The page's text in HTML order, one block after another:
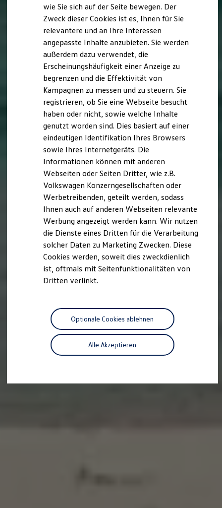
Digitales Bordbuch
Fahrerassistenz- und Sicherheitssysteme
Kontrollleuchten
Batterieverordnung
XTL-Dieselkraftstoff
Ersatzteile und Betriebsflüssigkeiten
Original Zubehör und Lifestyle Produkte
myVolkswagen
myVolkswagen Business
Elektrisch & Autonom
Elektro - & Hybridfahrzeuge
Unser Ansatz
Klimafreundlicher Strom
Reichweite & Ladelösungen
Reichweitensimulator
Ladezeitensimulator
Ladelösungen für Privatkunden
Ladelösungen für Gewerbekunden
Bidirektionales Laden
Förderung & Kosten der Elektrofahrzeuge
Fördermöglichkeiten für Privatkunden
Kostensimulator
Autonomes Fahren
Mehr zum ID. Buzz
California Welt
California Club
California Magazin & Ratgeber
California Reisen & Erlebnisse
California App
California Lifestyle & Zubehör
Übernachten im California
Unternehmen
Karriere im Autohaus
wie Sie sich auf der Seite bewegen. Der
Zweck dieser Cookies ist es, Ihnen für Sie
relevantere und an Ihre Interessen
angepasste Inhalte anzubieten. Sie werden
außerdem dazu verwendet, die
Erscheinungshäufigkeit einer Anzeige zu
begrenzen und die Effektivität von
Kampagnen zu messen und zu steuern. Sie
registrieren, ob Sie eine Webseite besucht
haben oder nicht, sowie welche Inhalte
genutzt worden sind. Dies basiert auf einer
eindeutigen Identifikation Ihres Browsers
sowie Ihres Internetgeräts. Die
Informationen können mit anderen
Webseiten oder Seiten Dritter, wie z.B.
Volkswagen Konzerngesellschaften oder
Werbetreibenden, geteilt werden, sodass
Ihnen auch auf anderen Webseiten relevante
Werbung angezeigt werden kann. Wir nutzen
die Dienste eines Dritten für die Verarbeitung
solcher Daten zu Marketing Zwecken. Diese
Cookies werden, soweit dies zweckdienlich
ist, oftmals mit Seitenfunktionalitäten von
Dritten verlinkt.
Alle Akzeptieren
Optionale Cookies ablehnen